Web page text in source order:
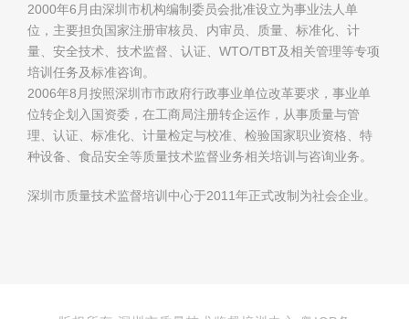
2000年6月由深圳市机构编制委员会批准设立为事业法人单
位，主要担负国家注册审核员、内审员、质量、标准化、计
量、安全技术、技术监督、认证、WTO/TBT及相关管理等专项
培训任务及标准咨询。
2006年8月按照深圳市市政府行政事业单位改革要求，事业单
位转企划入国资委，在工商局注册转企运作，从事质量与管
理、认证、标准化、计量检定与校准、检验国家职业资格、特
种设备、食品安全等质量技术监督业务相关培训与咨询业务。
深圳市质量技术监督培训中心于2011年正式改制为社会企业。